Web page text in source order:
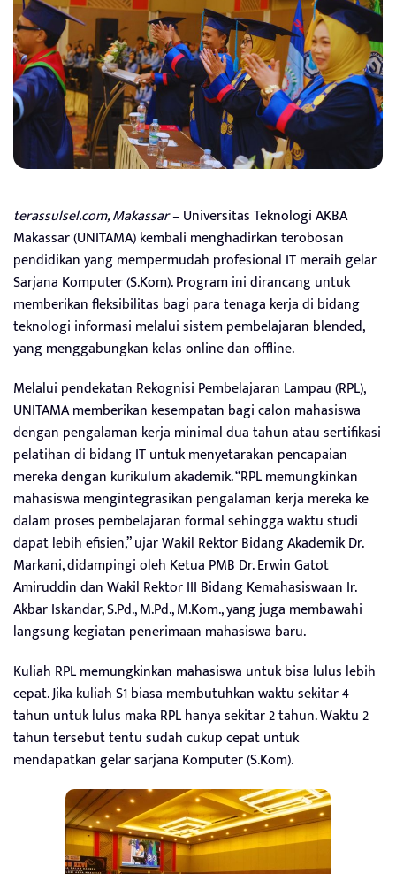
terassulsel.com, Makassar– Universitas Teknologi AKBA
Makassar (UNITAMA) kembali menghadirkan terobosan
pendidikan yang mempermudah profesional IT meraih gelar
Sarjana Komputer (S.Kom). Program ini dirancang untuk
memberikan fleksibilitas bagi para tenaga kerja di bidang
teknologi informasi melalui sistem pembelajaran blended,
yang menggabungkan kelas online dan offline.
Melalui pendekatan Rekognisi Pembelajaran Lampau (RPL),
UNITAMA memberikan kesempatan bagi calon mahasiswa
dengan pengalaman kerja minimal dua tahun atau sertifikasi
pelatihan di bidang IT untuk menyetarakan pencapaian
mereka dengan kurikulum akademik. “RPL memungkinkan
mahasiswa mengintegrasikan pengalaman kerja mereka ke
dalam proses pembelajaran formal sehingga waktu studi
dapat lebih efisien,” ujar Wakil Rektor Bidang Akademik Dr.
Markani, didampingi oleh Ketua PMB Dr. Erwin Gatot
Amiruddin dan Wakil Rektor III Bidang Kemahasiswaan Ir.
Akbar Iskandar, S.Pd., M.Pd., M.Kom., yang juga membawahi
langsung kegiatan penerimaan mahasiswa baru.
Kuliah RPL memungkinkan mahasiswa untuk bisa lulus lebih
cepat. Jika kuliah S1 biasa membutuhkan waktu sekitar 4
tahun untuk lulus maka RPL hanya sekitar 2 tahun. Waktu 2
tahun tersebut tentu sudah cukup cepat untuk
mendapatkan gelar sarjana Komputer (S.Kom).